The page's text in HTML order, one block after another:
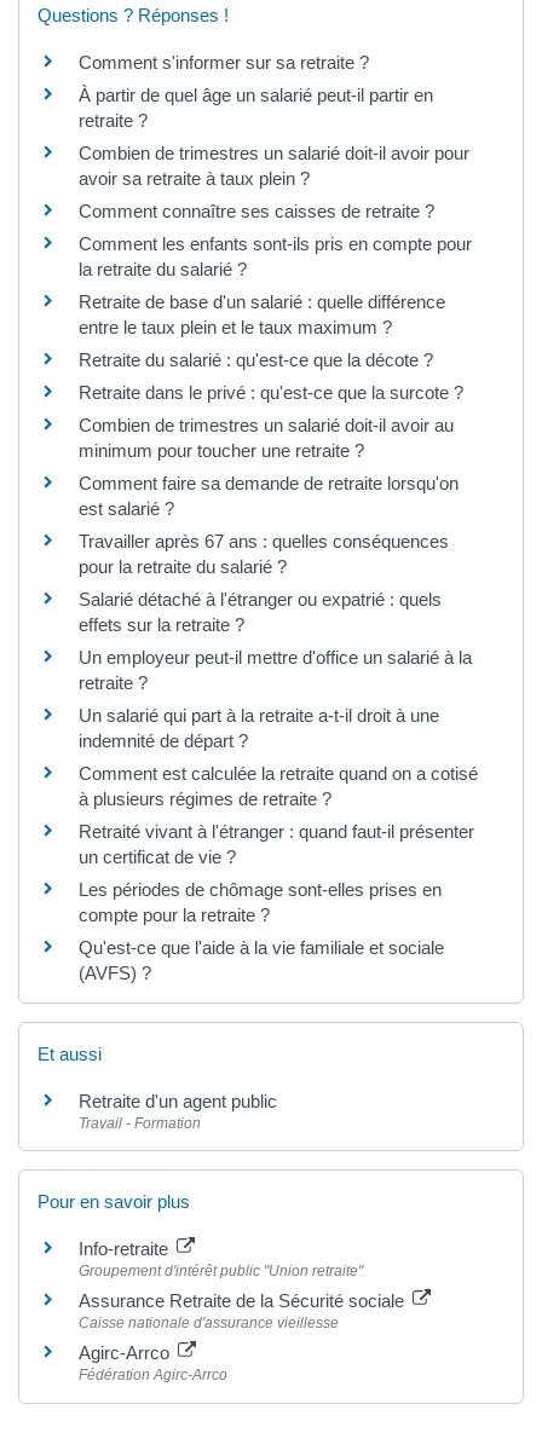
Questions ? Réponses !
Comment s'informer sur sa retraite ?
À partir de quel âge un salarié peut-il partir en
retraite ?
Combien de trimestres un salarié doit-il avoir pour
avoir sa retraite à taux plein ?
Comment connaître ses caisses de retraite ?
Comment les enfants sont-ils pris en compte pour
la retraite du salarié ?
Retraite de base d'un salarié : quelle différence
entre le taux plein et le taux maximum ?
Retraite du salarié : qu'est-ce que la décote ?
Retraite dans le privé : qu'est-ce que la surcote ?
Combien de trimestres un salarié doit-il avoir au
minimum pour toucher une retraite ?
Comment faire sa demande de retraite lorsqu'on
est salarié ?
Travailler après 67 ans : quelles conséquences
pour la retraite du salarié ?
Salarié détaché à l'étranger ou expatrié : quels
effets sur la retraite ?
Un employeur peut-il mettre d'office un salarié à la
retraite ?
Un salarié qui part à la retraite a-t-il droit à une
indemnité de départ ?
Comment est calculée la retraite quand on a cotisé
à plusieurs régimes de retraite ?
Retraité vivant à l'étranger : quand faut-il présenter
un certificat de vie ?
Les périodes de chômage sont-elles prises en
compte pour la retraite ?
Qu'est-ce que l'aide à la vie familiale et sociale
(AVFS) ?
Et aussi
Retraite d'un agent public
Travail - Formation
Pour en savoir plus
Info-retraite
Groupement d'intérêt public "Union retraite"
Assurance Retraite de la Sécurité sociale
Caisse nationale d'assurance vieillesse
Agirc-Arrco
Fédération Agirc-Arrco